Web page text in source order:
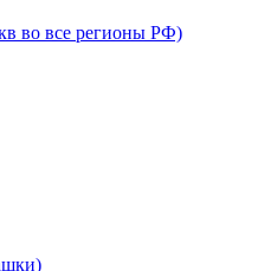
во все регионы РФ)